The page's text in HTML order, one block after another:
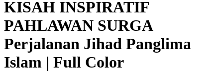
KISAH INSPIRATIF
PAHLAWAN SURGA
Perjalanan Jihad Panglima
Islam | Full Color